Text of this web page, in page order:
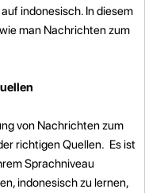
indonesisch. In diesem
man Nachrichten zum
von Nachrichten zum
richtigen Quellen. Es ist
Sprachniveau
indonesisch zu lernen,